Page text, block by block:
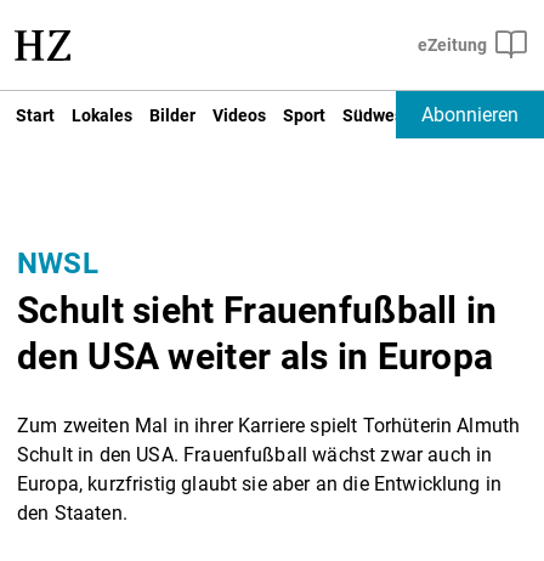
Start Lokales Bilder Videos Sport Südwest Deutschland
Abonnieren
NWSL
Schult sieht Frauenfußball in
den USA weiter als in Europa
Zum zweiten Mal in ihrer Karriere spielt Torhüterin Almuth
Schult in den USA. Frauenfußball wächst zwar auch in
Europa, kurzfristig glaubt sie aber an die Entwicklung in
den Staaten.